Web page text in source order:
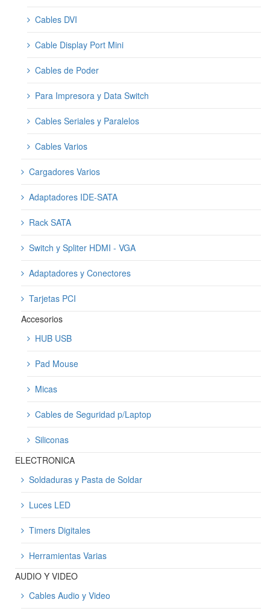
Cables DVI
Cable Display Port Mini
Cables de Poder
Para Impresora y Data Switch
Cables Seriales y Paralelos
Cables Varios
Cargadores Varios
Adaptadores IDE-SATA
Rack SATA
Switch y Spliter HDMI - VGA
Adaptadores y Conectores
Tarjetas PCI
Accesorios
HUB USB
Pad Mouse
Micas
Cables de Seguridad p/Laptop
Siliconas
ELECTRONICA
Soldaduras y Pasta de Soldar
Luces LED
Timers Digitales
Herramientas Varias
AUDIO Y VIDEO
Cables Audio y Video